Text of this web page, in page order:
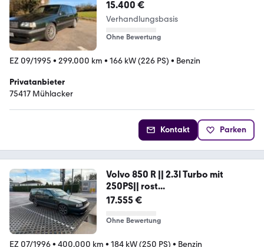
15.400 €
Verhandlungsbasis
Ohne Bewertung
EZ 09/1995 • 299.000 km • 166 kW (226 PS) • Benzin
Privatanbieter
75417 Mühlacker
Kontakt Parken
Volvo 850 R || 2.3l Turbo mit
250PS|| rost...
17.555 €
Ohne Bewertung
EZ 07/1996• 400.000 km • 184 kW (250 PS) • Benzin